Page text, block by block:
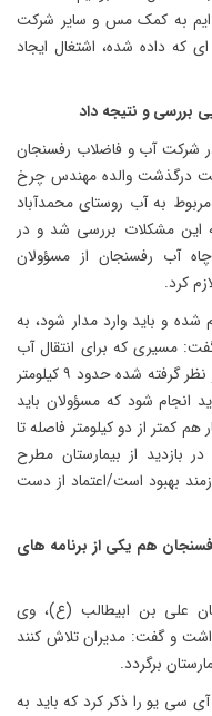
ایم به کمک مس و سایر شرکت
داده شده، اشتغال ایجاد
بررسی و نتیجه داد
شرکت آب و فاضلاب رفسنجان
درگذشت والده مهندس چرخ
به آب روستای محمدآباد
این مشکلات بررسی شد و در
آب رفسنجان از مسؤولان
کرد.
شده و باید وارد مدار شود، به
مسیری که برای انتقال آب
خلیج فارس از خط انتقال آب خلیج فارس در نظر گرفته شده حدود ۹ کیلومتر
انجام شود که مسؤولان باید
کمتر از دو کیلومتر فاصله تا
بازدید از بیمارستان مطرح
بهبود است/اعتماد از دست
هم یکی از برنامه های
علی بن ابیطالب (ع)، وی
و گفت: مدیران تلاش کنند
برگردد.
یو را ذکر کرد که باید به